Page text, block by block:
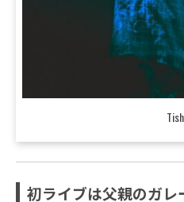
初ライブは父親のガレ